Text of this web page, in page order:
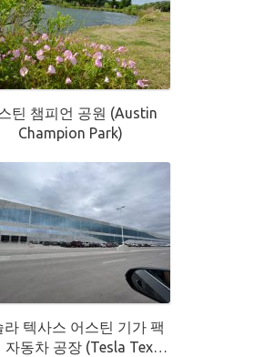
틴 챔피언 공원 (Austin
Champion Park)
라 텍사스 어스틴 기가 팩
자동차 공장 (Tesla Texas